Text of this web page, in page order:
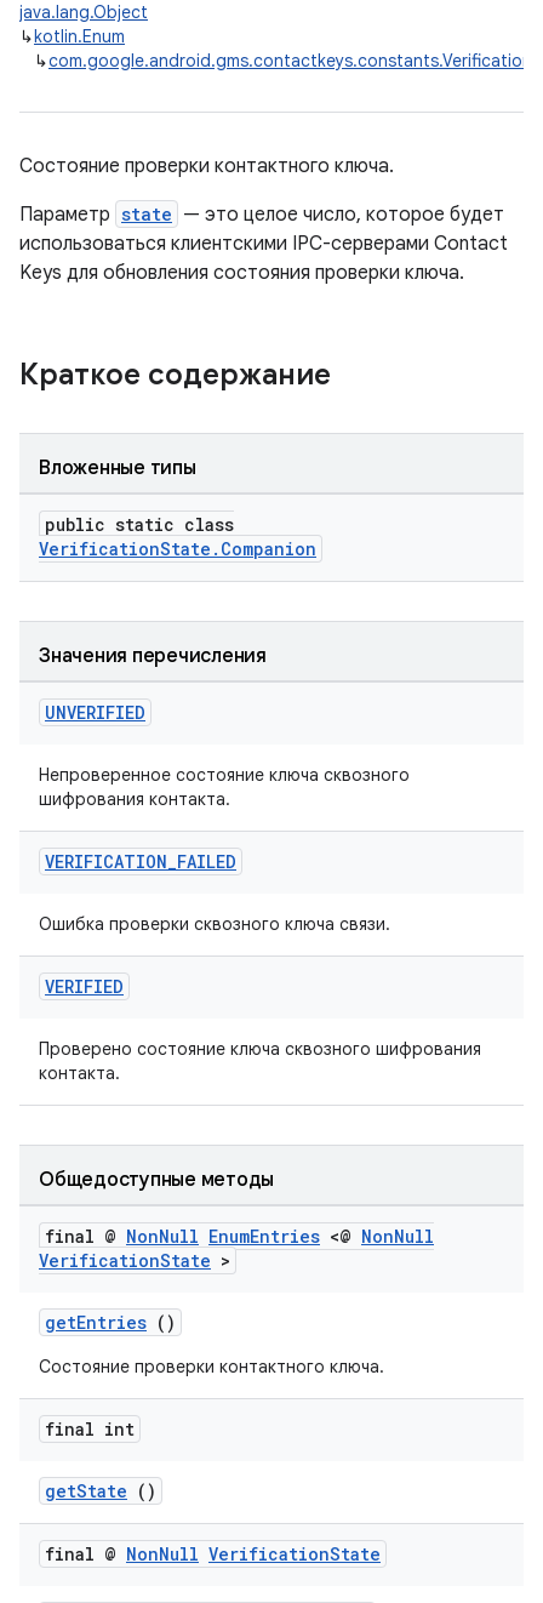
java.lang.Object
↳kotlin.Enum
↳
Состояние проверки контактного ключа.
Параметр state — это целое число, которое будет
использоваться клиентскими IPC-серверами Contact
Keys для обновления состояния проверки ключа.
Краткое содержание
Вложенные типы
public static class
VerificationState.Companion
Значения перечисления
UNVERIFIED
Непроверенное состояние ключа сквозного
шифрования контакта.
VERIFICATION_FAILED
Ошибка проверки сквозного ключа связи.
VERIFIED
Проверено состояние ключа сквозного шифрования
контакта.
Общедоступные методы
final @ NonNull EnumEntries <@ NonNull
VerificationState >
getEntries ()
Состояние проверки контактного ключа.
final int
getState ()
final @ NonNull VerificationState